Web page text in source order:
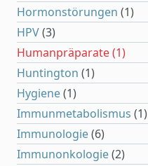
Hormonstörungen (1)
HPV(3)
Humanpräparate(1)
Huntington (1)
Hygiene(1)
Immunmetabolismus (1)
Immunologie(6)
Immunonkologie(2)